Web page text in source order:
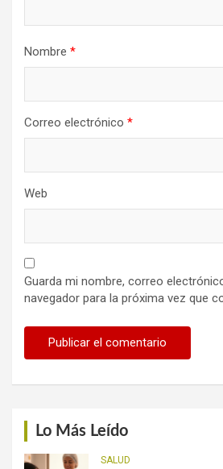
Nombre *
Correo electrónico *
Web
Guarda mi nombre, correo
navegador para la próxima vez que
Lo Más Leído
SALUD